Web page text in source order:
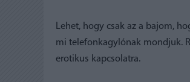
Lehet, hogy csak az a bajom,
mi telefonkagylónak mondjuk.
erotikus kapcsolatra.